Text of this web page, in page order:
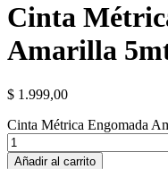
Cinta
Amarilla
$ 1.999,00
Cinta Métrica Engomada
Añadir al carrito